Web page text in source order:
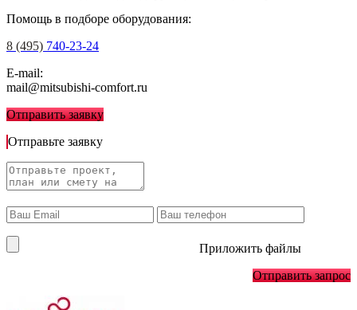
Помощь в подборе оборудования:
8 (495) 740-23-24
E-mail:
mail@mitsubishi-comfort.ru
Отправить заявку
Отправьте заявку
Приложить файлы
Отправить запрос